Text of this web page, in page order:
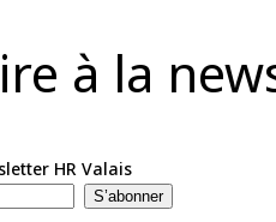
à la
HR Valais
S’abonner